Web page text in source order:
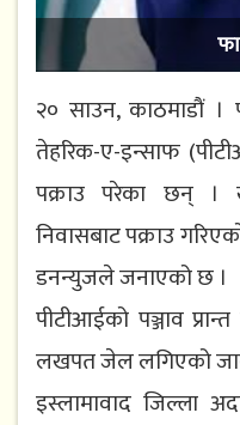
२० साउन, काठमाडौं ।
तेहरिक-ए-इन्साफ
पक्राउ परेका छन् ।
निवासबाट पक्राउ
डनन्युजले जनाएको छ ।
पीटीआईको पञ्जाव
लखपत जेल लगिएको
इस्लामावाद जिल्ला